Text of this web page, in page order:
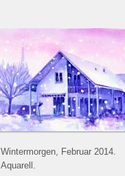
Wintermorgen, Februar 2014.
Aquarell.